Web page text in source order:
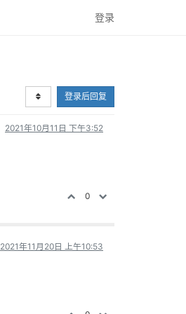
登录
登录后回复
2021年10月11日 下午3:52
0
2021年11月20日 上午10:53